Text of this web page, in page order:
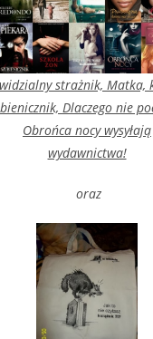
strażnik, Matka,
Dlaczego nie
Obrońca nocy wysyłają
wydawnictwa!
oraz